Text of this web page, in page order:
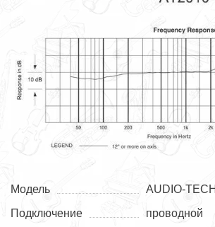
Модель
AUDIO-
Подключение
проводной